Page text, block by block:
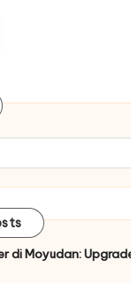
di Moyudan: